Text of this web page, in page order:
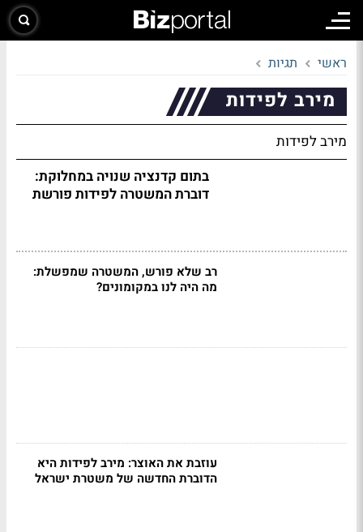
ראשי תגיות
מירב לפידות
מירב לפידות
בתום קדנציה שנויה במחלוקת:
דוברת המשטרה לפידות פורשת
רב שלא פורש, המשטרה שמפשלת:
מה היה לנו במקומונים?
עוזבת את האוצר: מירב לפידות היא
הדוברת החדשה של משטרת ישראל